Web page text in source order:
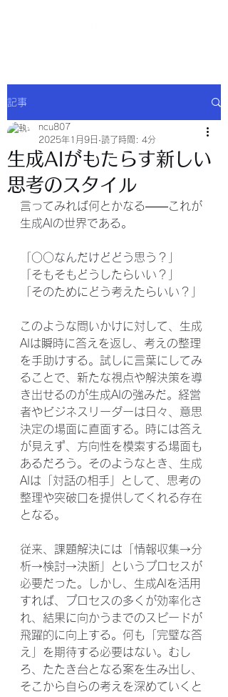
記事
生成AIがもたらす新しい
思考のスタイル
ncu807
2025年1月9日 読了時間: 4分
言ってみれば何とかなる——これが
生成AIの世界である。
「○○なんだけどどう思う？」
「そもそもどうしたらいい？」
「そのためにどう考えたらいい？」
このような問いかけに対して、生成
AIは瞬時に答えを返し、考えの整理
を手助けする。試しに言葉にしてみ
ることで、新たな視点や解決策を導
き出せるのが生成AIの強みだ。経営
者やビジネスリーダーは日々、意思
決定の場面に直面する。時には答え
が見えず、方向性を模索する場面も
あるだろう。そのようなとき、生成
AIは「対話の相手」として、思考の
整理や突破口を提供してくれる存在
となる。
従来、課題解決には「情報収集→分
析→検討→決断」というプロセスが
必要だった。しかし、生成AIを活用
すれば、プロセスの多くが効率化さ
れ、結果に向かうまでのスピードが
飛躍的に向上する。何も「完璧な答
え」を期待する必要はない。むし
ろ、たたき台となる案を生み出し、
そこから自らの考えを深めていくと